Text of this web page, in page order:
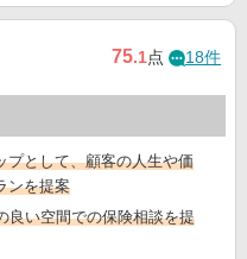
75.1点 18件
プとして、顧客の人生や価
ンを提案
良い空間での保険相談を提